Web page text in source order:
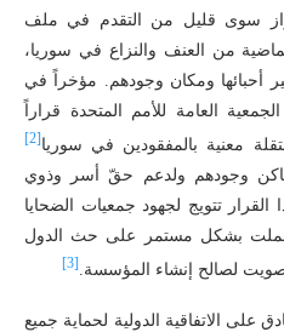
سوى قليل من التقدم في ملف
من العنف والنزاع في سوريا،
أحبائها ومكان وجودهم. مؤخراً في
العامة للأمم المتحدة قراراً
معنية بالمفقودين في سوريا
وجودهم ولدعم حقّ أسر وذوي
القرار تتويج لجهود جمعيات الضحايا
عملت بشكل مستمر على حث الدول
لصالح إنشاء المؤسسة. [3]
على الاتفاقية الدولية لحماية جميع